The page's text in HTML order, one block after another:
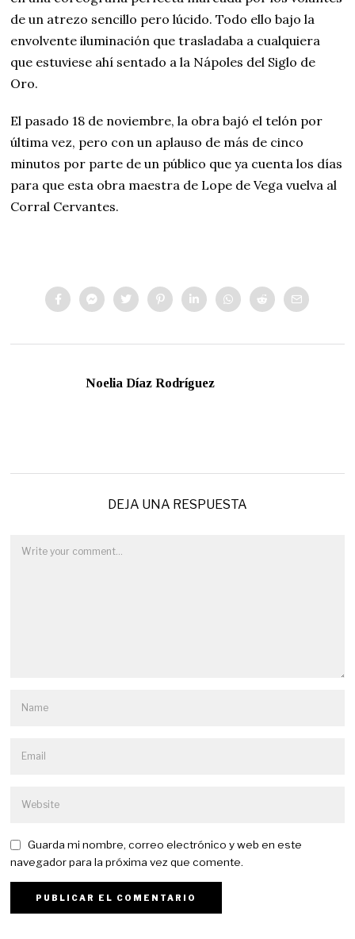
de un atrezo sencillo pero lúcido. Todo ello bajo la
envolvente iluminación que trasladaba a cualquiera
que estuviese ahí sentado a la Nápoles del Siglo de
Oro.
El pasado 18 de noviembre, la obra bajó el telón por
última vez, pero con un aplauso de más de cinco
minutos por parte de un público que ya cuenta los días
para que esta obra maestra de Lope de Vega vuelva al
Corral Cervantes.
Noelia Díaz Rodríguez
DEJA UNA RESPUESTA
Guarda mi nombre, correo electrónico y web en este
navegador para la próxima vez que comente.